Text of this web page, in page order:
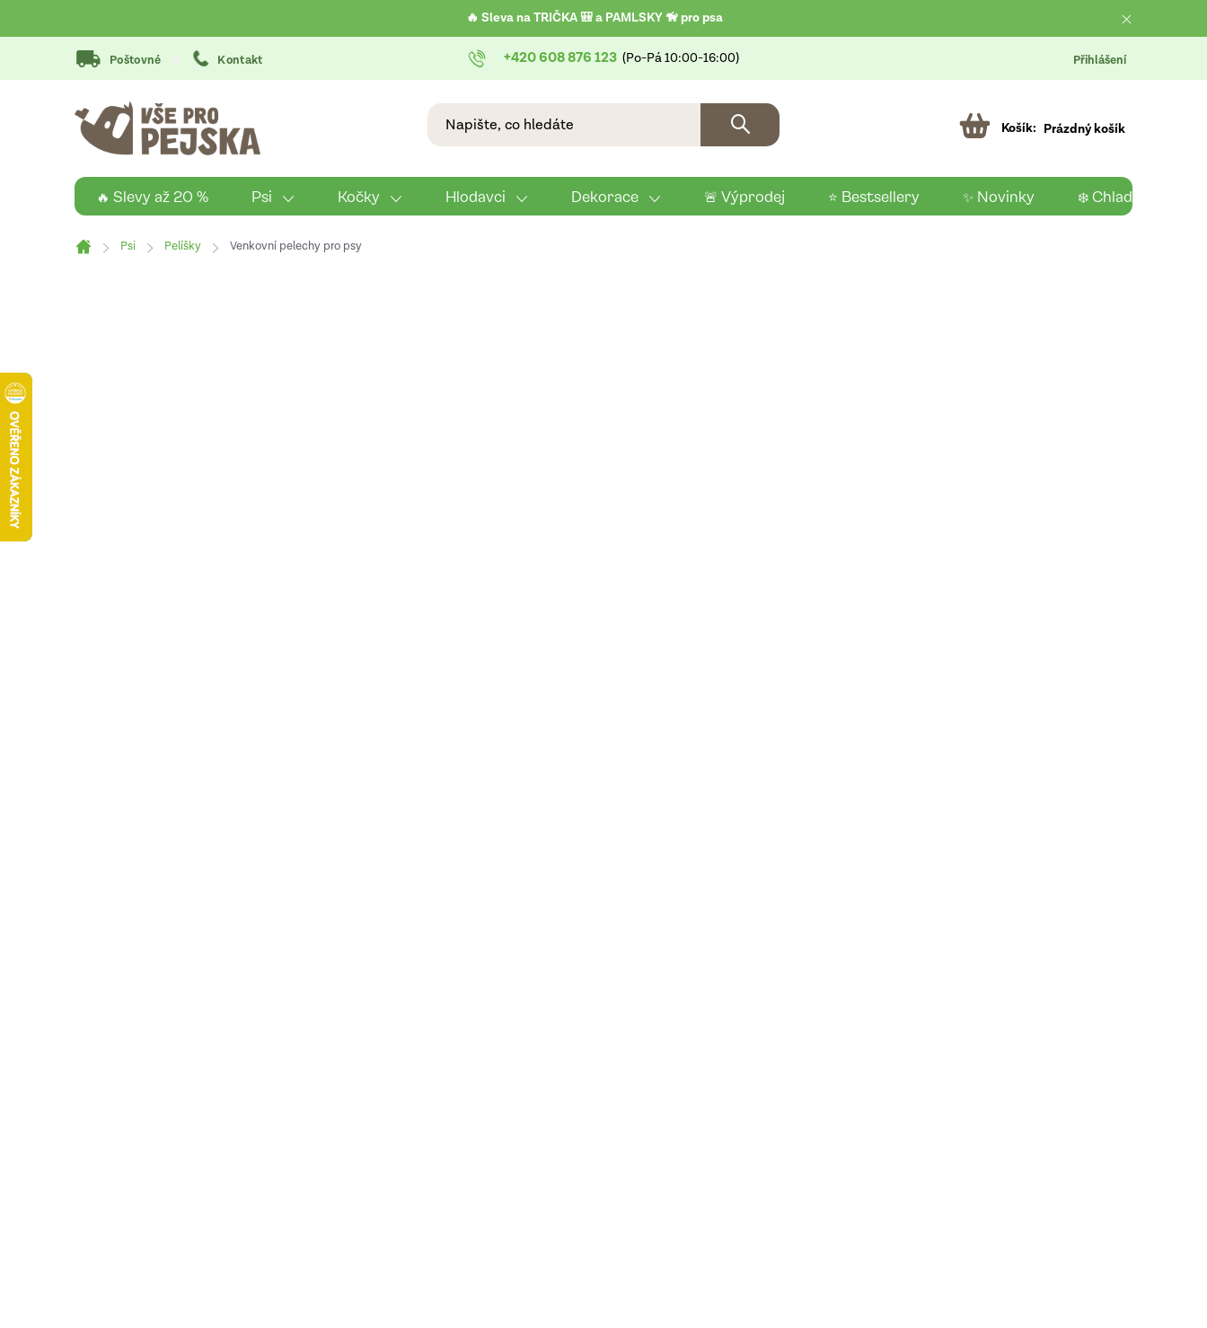
na
🔥 Sleva na TRIČKA 🎒 a PAMLSKY 🦮 pro psa
+420 608 876 123
Poštovné Kontakt Přihlášení
Prázdný košík
🔥 Slevy až 20 % Psi Kočky Hlodavci Dekorace 🚨 Výprodej ⭐ Bestsellery ✨ Novinky ❄️ Chladící
Domů
Psi Pelíšky Venkovní pelechy pro psy